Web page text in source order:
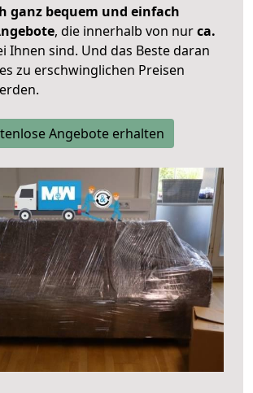
ganz bequem und einfach
, die innerhalb von nurca.
Ihnen sind. Und das Beste daran
zu erschwinglichen Preisen
Angebote erhalten